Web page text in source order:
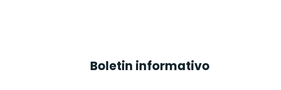
Boletin informativo